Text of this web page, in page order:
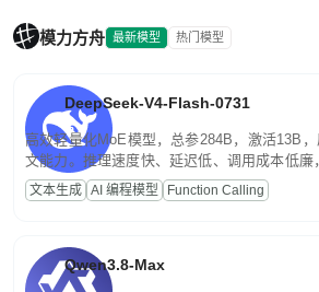
模力方舟 最新模型 热门模型
DeepSeek-V4-Flash-0731
高效轻量化MoE模型，总参284B，激活13B
文能力。推理速度快、延迟低、调用成本低廉
高并发、轻量化任务，适合日常对话、内容创
文案处理等普惠刚需场景。
文本生成 AI 编程模型 Function Calling
Qwen3.8-Max